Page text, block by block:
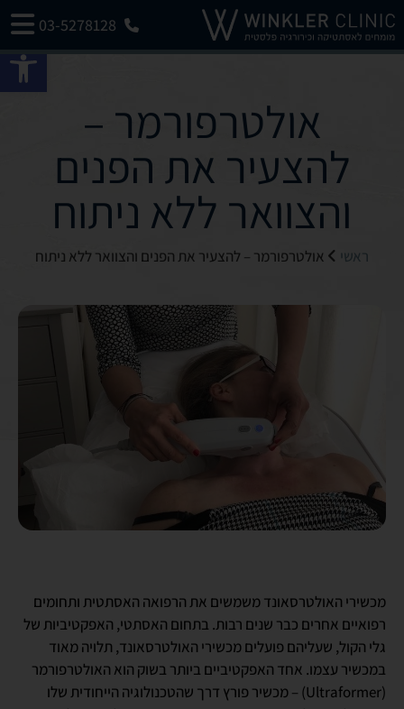
03-5278128
אולטרפורמר –
להצעיר את הפנים
והצוואר ללא ניתוח
ראשי אולטרפורמר – להצעיר את הפנים והצוואר ללא ניתוח
מכשירי האולטרסאונד משמשים את הרפואה האסתטית ותחומים
רפואיים אחרים כבר שנים רבות. בתחום האסתטי, האפקטיביות של
גלי הקול, שעליהם פועלים מכשירי האולטרסאונד, תלויה מאוד
במכשיר עצמו. אחד האפקטיביים ביותר בשוק הוא האולטרפורמר
(Ultraformer) – מכשיר פורץ דרך שהטכנולוגיה הייחודית שלו